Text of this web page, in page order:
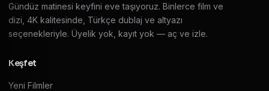
Gündüz matinesi keyfini eve taşıyoruz. Binlerce film ve
dizi, 4K kalitesinde, Türkçe dublaj ve altyazı
seçenekleriyle. Üyelik yok, kayıt yok — aç ve izle.
Keşfet
Yeni Filmler